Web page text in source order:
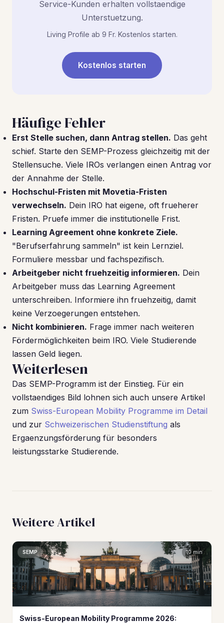
Service-Kunden erhalten vollstaendige
Unterstuetzung.
Living Profile ab 9 Fr. Kostenlos starten.
Kostenlos starten
Häufige Fehler
Erst Stelle suchen, dann Antrag stellen. Das geht
schief. Starte den SEMP-Prozess gleichzeitig mit der
Stellensuche. Viele IROs verlangen einen Antrag vor
der Annahme der Stelle.
Hochschul-Fristen mit Movetia-Fristen
verwechseln. Dein IRO hat eigene, oft frueherer
Fristen. Pruefe immer die institutionelle Frist.
Learning Agreement ohne konkrete Ziele.
"Berufserfahrung sammeln" ist kein Lernziel.
Formuliere messbar und fachspezifisch.
Arbeitgeber nicht fruehzeitig informieren. Dein
Arbeitgeber muss das Learning Agreement
unterschreiben. Informiere ihn fruehzeitig, damit
keine Verzoegerungen entstehen.
Nicht kombinieren. Frage immer nach weiteren
Fördermöglichkeiten beim IRO. Viele Studierende
lassen Geld liegen.
Weiterlesen
Das SEMP-Programm ist der Einstieg. Für ein
vollstaendiges Bild lohnen sich auch unsere Artikel
zum Swiss-European Mobility Programme im Detail
und zur Schweizerischen Studienstiftung als
Ergaenzungsförderung für besonders
leistungsstarke Studierende.
Weitere Artikel
SEMP 10 min
Swiss-European Mobility Programme 2026: